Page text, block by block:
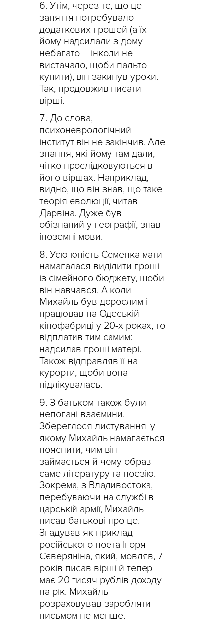
Утім, через те, що це
заняття потребувало
додаткових грошей (а їх
йому надсилали з дому
небагато – інколи не
вистачало, щоби пальто
купити), він закинув уроки.
Так, продовжив писати
вірші.
До слова,
психоневрологічний
інститут він не закінчив. Але
знання, які йому там дали,
чітко прослідковуються в
його віршах. Наприклад,
видно, що він знав, що таке
теорія еволюції, читав
Дарвіна. Дуже був
обізнаний у географії, знав
іноземні мови.
Усю юність Семенка мати
намагалася виділити гроші
із сімейного бюджету, щоби
він навчався. А коли
Михайль був дорослим і
працював на Одеській
кінофабриці у 20-х роках, то
відплатив тим самим:
надсилав гроші матері.
Також відправляв її на
курорти, щоби вона
підлікувалась.
З батьком також були
непогані взаємини.
Збереглося листування, у
якому Михайль намагається
пояснити, чим він
займається й чому обрав
саме літературу та поезію.
Зокрема, з Владивостока,
перебуваючи на службі в
царській армії, Михайль
писав батькові про це.
Згадував як приклад
російського поета Ігоря
Сєверяніна, який, мовляв, 7
років писав вірші й тепер
має 20 тисяч рублів доходу
на рік. Михайль
розраховував заробляти
письмом не менше.